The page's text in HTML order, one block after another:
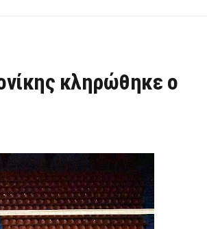
κληρώθηκε ο